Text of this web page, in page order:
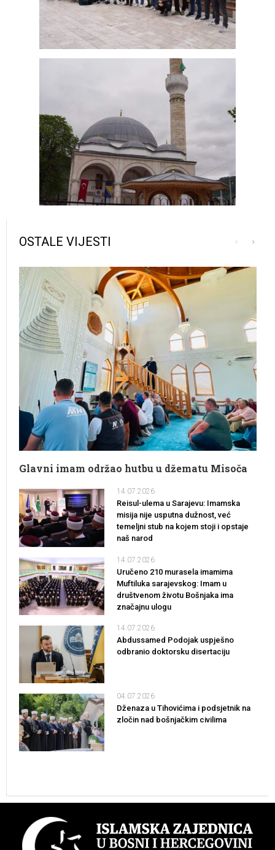
OSTALE VIJESTI
Glavni imam održao hutbu u džematu Misoča
14.07.2026
Reisul-ulema u Sarajevu: Imamska
misija nije usputna dužnost, već
temeljni stub na kojem stoji i opstaje
naš narod
14.07.2026
Uručeno 210 murasela imamima
Muftiluka sarajevskog: Imam u
društvenom životu Bošnjaka ima
značajnu ulogu
14.07.2026
Abdussamed Podojak uspješno
odbranio doktorsku disertaciju
04.07.2026
Dženaza u Tihovićima i podsjetnik na
zločin nad bošnjačkim civilima